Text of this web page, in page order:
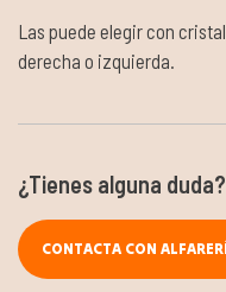
Las puede elegir con
derecha o izquierda.
¿Tienes alguna duda?
CONTACTA CON